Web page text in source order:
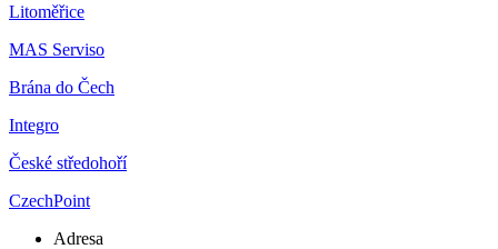
Litoměřice
MAS Serviso
Brána do Čech
Integro
České středohoří
CzechPoint
Adresa